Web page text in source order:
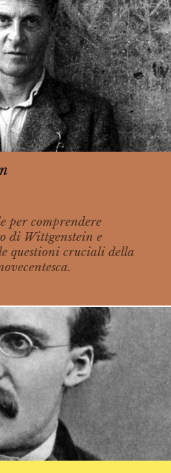
per comprendere
di Wittgenstein e
questioni cruciali della